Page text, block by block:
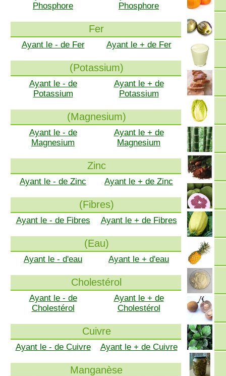
Phosphore
Phosphore
Fer
Ayant le - de Fer Ayant le + de Fer
(Potassium)
Ayant le - de
Potassium
Ayant le + de
Potassium
(Magnesium)
Ayant le - de
Magnesium
Ayant le + de
Magnesium
Zinc
Ayant le - de Zinc Ayant le + de Zinc
(Fibres)
Ayant le - de Fibres Ayant le + de Fibres
(Eau)
Ayant le - d'eau Ayant le + d'eau
Cholestérol
Ayant le - de
Cholestérol
Ayant le + de
Cholestérol
Cuivre
Ayant le - de Cuivre Ayant le + de Cuivre
Manganèse